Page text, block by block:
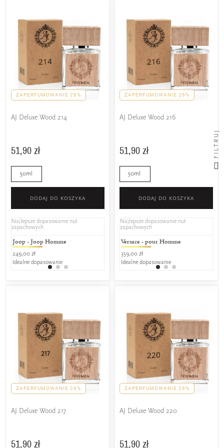
ZAPERFUMOWANIE 26%
AJ Deluxe Wood 214
51,90 zł
50ml
DODAJ DO KOSZYKA
Najlepsze dopasowanie nut
zapachowych
Joop - Joop Homme
249,00 zł
Idealne dopasowanie
Jean Paul Gaultier - Classique
349,00 zł
25% wspólnych nut zapachowych
ZAPERFUMOWANIE 26%
AJ Deluxe Wood 216
51,90 zł
50ml
DODAJ DO KOSZYKA
Najlepsze dopasowanie nut
zapachowych
Versace - pour Homme
359,00 zł
Idealne dopasowanie
ZAPERFUMOWANIE 26%
AJ Deluxe Wood 217
51,90 zł
ZAPERFUMOWANIE 26%
AJ Deluxe Wood 220
51,90 zł
FILTRUJ